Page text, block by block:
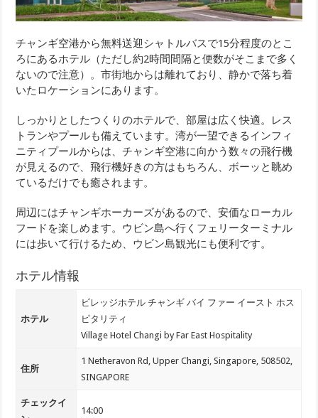
チャンギ空港から無料送迎シャトルバスで15分程度のとこ
ろにあるホテル（ただし約2時間間隔と便数がそこまで多く
ないので注意）。市街地からは離れており、静かで落ち着
いたロケーションにあります。
しっかりとしたつくりのホテルで、部屋は広く快適。レス
トランやプールも備えています。湾が一望できるインフィ
ニティプールからは、チャンギ空港に向かう数々の飛行機
が見えるので、飛行機好きの方はもちろん、ボーッと眺め
ているだけでも癒されます。
周辺にはチャンギホーカーズがあるので、安価なローカル
フードを楽しめます。ウビン島へ行くフェリーターミナル
には歩いて行けるため、ウビン島観光にも便利です。
ホテル情報
ホテル
ビレッジホテル チャンギ バイ ファー イースト ホス
ピタリティ
Village Hotel Changi by Far East Hospitality
住所
1 Netheravon Rd, Upper Changi, Singapore, 508502,
SINGAPORE
チェックイ
14:00